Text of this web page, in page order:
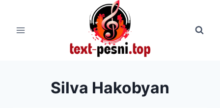
содержимому
Silva Hakobyan